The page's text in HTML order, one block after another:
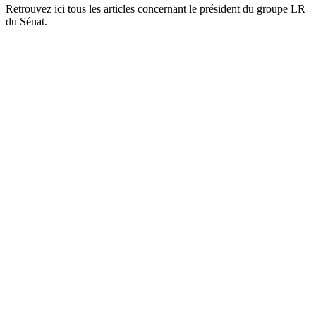
Retrouvez ici tous les articles concernant le président du groupe LR
du Sénat.